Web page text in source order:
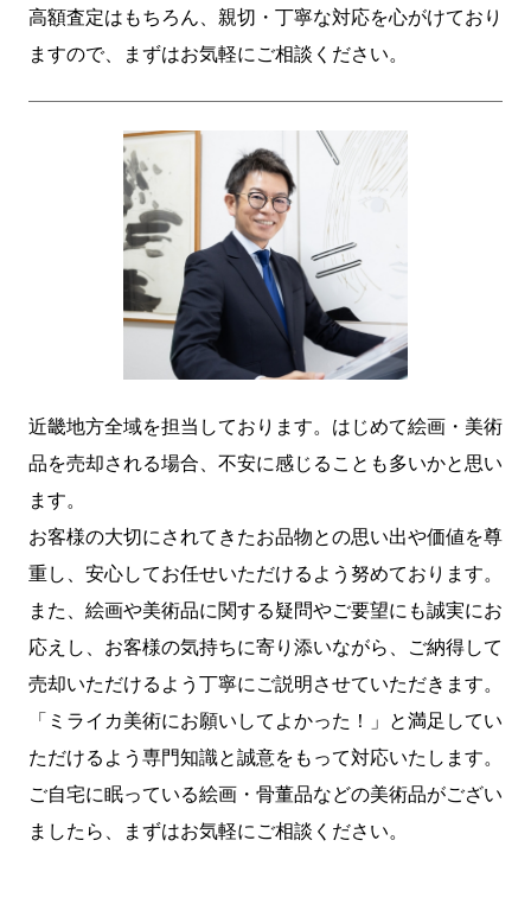
高額査定はもちろん、親切・丁寧な対応を心がけており
ますので、まずはお気軽にご相談ください。
近畿地方全域を担当しております。はじめて絵画・美術
品を売却される場合、不安に感じることも多いかと思い
ます。
お客様の大切にされてきたお品物との思い出や価値を尊
重し、安心してお任せいただけるよう努めております。
また、絵画や美術品に関する疑問やご要望にも誠実にお
応えし、お客様の気持ちに寄り添いながら、ご納得して
売却いただけるよう丁寧にご説明させていただきます。
「ミライカ美術にお願いしてよかった！」と満足してい
ただけるよう専門知識と誠意をもって対応いたします。
ご自宅に眠っている絵画・骨董品などの美術品がござい
ましたら、まずはお気軽にご相談ください。